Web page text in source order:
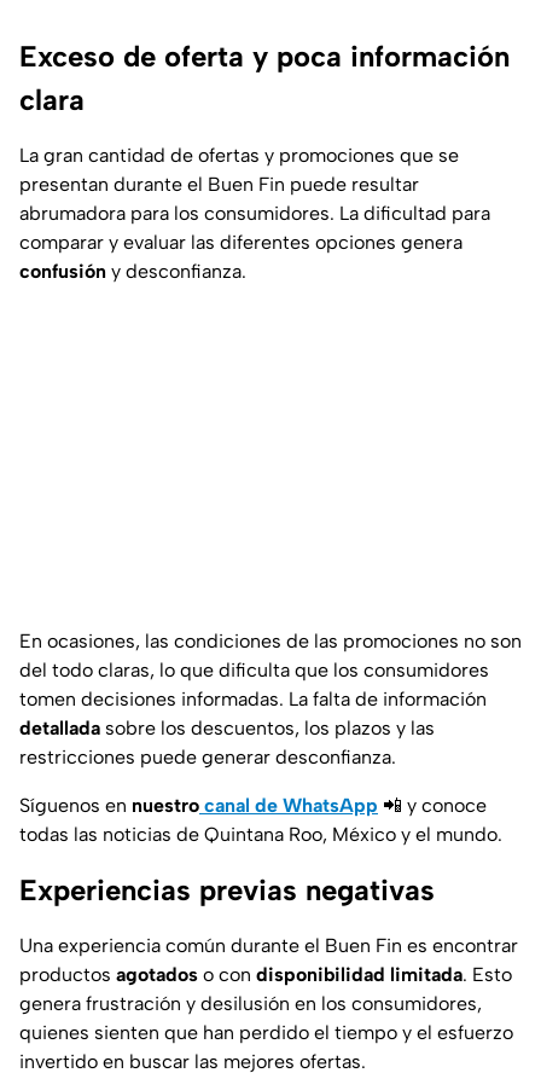
Exceso de oferta y poca información
clara
La gran cantidad de ofertas y promociones que se
presentan durante el Buen Fin puede resultar
abrumadora para los consumidores. La dificultad para
comparar y evaluar las diferentes opciones genera
confusión y desconfianza.
En ocasiones, las condiciones de las promociones no son
del todo claras, lo que dificulta que los consumidores
tomen decisiones informadas. La falta de información
detallada sobre los descuentos, los plazos y las
restricciones puede generar desconfianza.
Síguenos en nuestro canal de WhatsApp 📲 y conoce
todas las noticias de Quintana Roo, México y el mundo.
Experiencias previas negativas
Una experiencia común durante el Buen Fin es encontrar
productos agotados o con disponibilidad limitada. Esto
genera frustración y desilusión en los consumidores,
quienes sienten que han perdido el tiempo y el esfuerzo
invertido en buscar las mejores ofertas.